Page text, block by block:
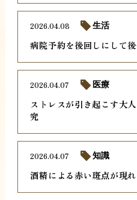
病院予約を後回しにして
2026.04.08 生活
ストレスが引き起こす大
究
2026.04.07 医療
酒精による赤い斑点が現
2026.04.07 知識